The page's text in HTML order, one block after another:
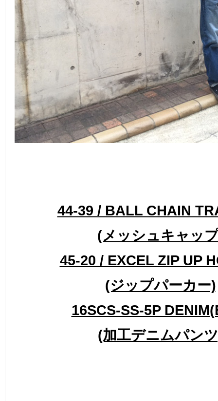
44-39 / BALL CHAIN
(メッシュキャッ
45-20 / EXCEL ZIP UP
(ジップパーカー)
16SCS-SS-5P
(加工デニムパン